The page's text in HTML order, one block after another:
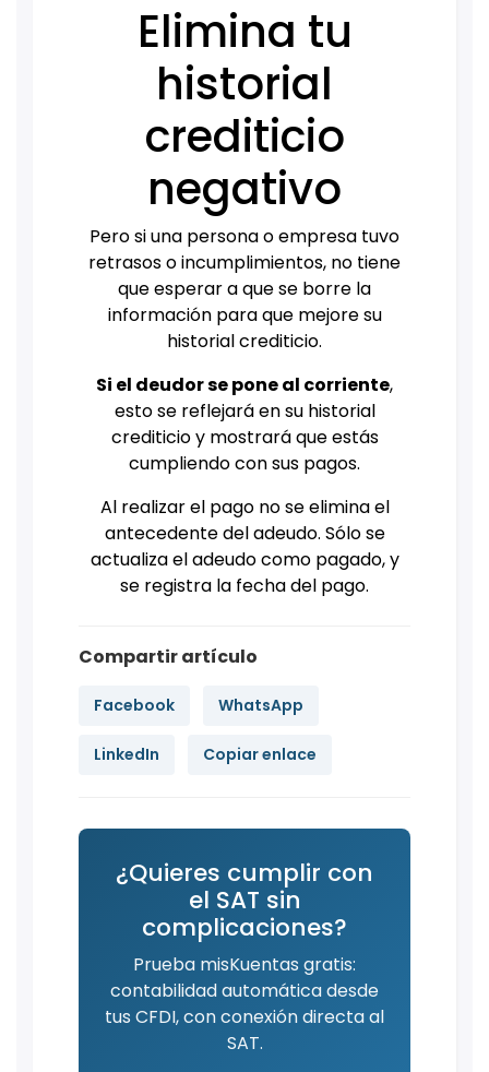
Elimina tu
historial
crediticio
negativo
Pero si una persona o empresa tuvo
retrasos o incumplimientos, no tiene
que esperar a que se borre la
información para que mejore su
historial crediticio.
Si el deudor se pone al corriente,
esto se reflejará en su historial
crediticio y mostrará que estás
cumpliendo con sus pagos.
Al realizar el pago no se elimina el
antecedente del adeudo. Sólo se
actualiza el adeudo como pagado, y
se registra la fecha del pago.
Compartir artículo
Facebook WhatsApp
LinkedIn Copiar enlace
¿Quieres cumplir con
el SAT sin
complicaciones?
Prueba misKuentas gratis:
contabilidad automática desde
tus CFDI, con conexión directa al
SAT.